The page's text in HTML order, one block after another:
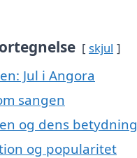
skjul
Jul i Angora
sangen
og dens betydning
og popularitet